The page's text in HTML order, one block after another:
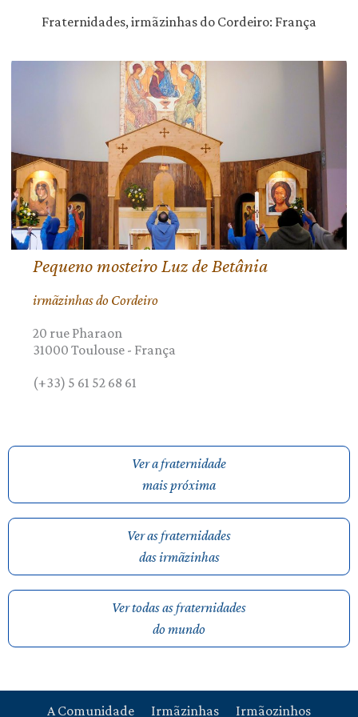
Fraternidades, irmãzinhas do Cordeiro: França
Pequeno mosteiro Luz de Betânia
irmãzinhas do Cordeiro
20 rue Pharaon
31000 Toulouse - França
(+33) 5 61 52 68 61
Ver a fraternidade
mais próxima
Ver as fraternidades
das irmãzinhas
Ver todas as fraternidades
do mundo
A Comunidade Irmãzinhas Irmãozinhos